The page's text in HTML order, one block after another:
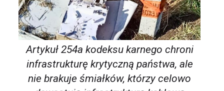
Artykuł 254a kodeksu karnego chroni
infrastrukturę krytyczną państwa, ale
nie brakuje śmiałków, którzy celowo